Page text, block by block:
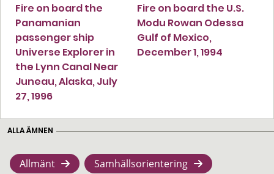
Fire on board the
Panamanian
passenger ship
Universe Explorer in
the Lynn Canal Near
Juneau, Alaska, July
27, 1996
Fire on board the U.S.
Modu Rowan Odessa
Gulf of Mexico,
December 1, 1994
ALLA ÄMNEN
Allmänt Samhällsorientering